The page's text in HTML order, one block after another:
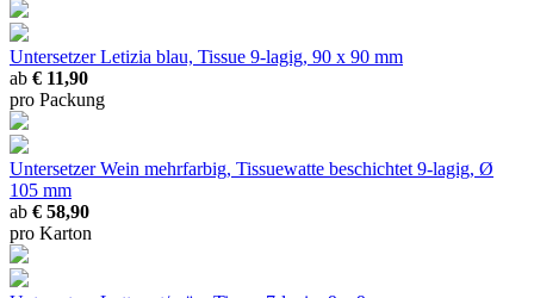
Untersetzer Letizia blau, Tissue 9-lagig, 90 x 90 mm
ab € 11,90
pro Packung
Untersetzer Wein mehrfarbig, Tissuewatte beschichtet 9-lagig, Ø
105 mm
ab € 58,90
pro Karton